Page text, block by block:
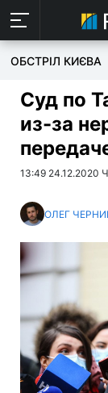
ОБСТРІЛ КИЄВА
Суд по
из-за
13:49 24.12.2020
ОЛЕГ